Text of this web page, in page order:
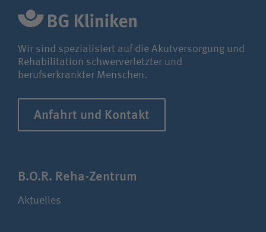
Wir sind spezialisiert auf die Akutversorgung und
Rehabilitation schwerverletzter und
berufserkrankter Menschen.
Anfahrt und Kontakt
B.O.R. Reha-Zentrum
Aktuelles